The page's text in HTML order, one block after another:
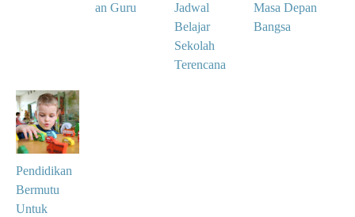
an Guru
Jadwal
Belajar
Sekolah
Terencana
Masa Depan
Bangsa
Pendidikan
Bermutu
Untuk